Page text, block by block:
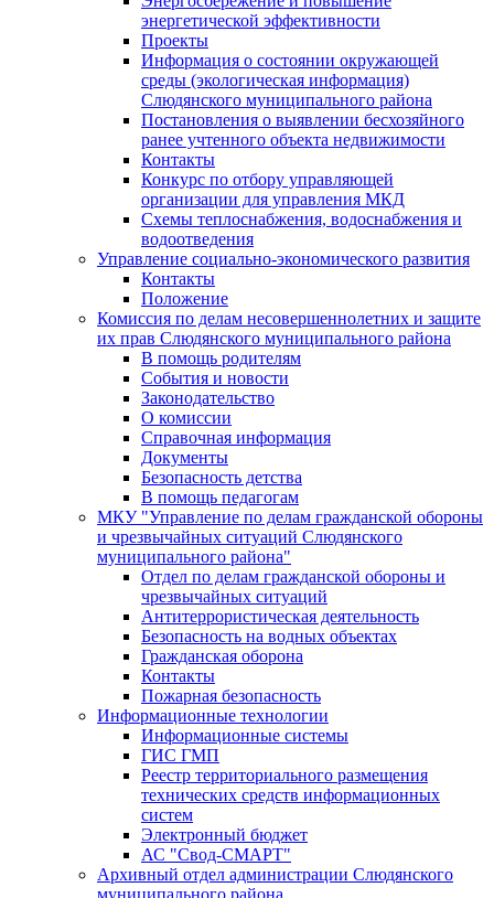
энергетической эффективности
Проекты
Информация о состоянии окружающей
среды (экологическая информация)
Слюдянского муниципального района
Постановления о выявлении бесхозяйного
ранее учтенного объекта недвижимости
Контакты
Конкурс по отбору управляющей
организации для управления МКД
Схемы теплоснабжения, водоснабжения и
водоотведения
Управление социально-экономического развития
Контакты
Положение
Комиссия по делам несовершеннолетних и защите
их прав Слюдянского муниципального района
В помощь родителям
События и новости
Законодательство
О комиссии
Справочная информация
Документы
Безопасность детства
В помощь педагогам
МКУ "Управление по делам гражданской обороны
и чрезвычайных ситуаций Слюдянского
муниципального района"
Отдел по делам гражданской обороны и
чрезвычайных ситуаций
Антитеррористическая деятельность
Безопасность на водных объектах
Гражданская оборона
Контакты
Пожарная безопасность
Информационные технологии
Информационные системы
ГИС ГМП
Реестр территориального размещения
технических средств информационных
систем
Электронный бюджет
АС "Свод-СМАРТ"
Архивный отдел администрации Слюдянского
муниципального района